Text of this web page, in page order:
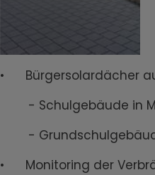
• Bürgersolardächer
- Schulgebäude in
- Grundschulgebäude
• Monitoring der